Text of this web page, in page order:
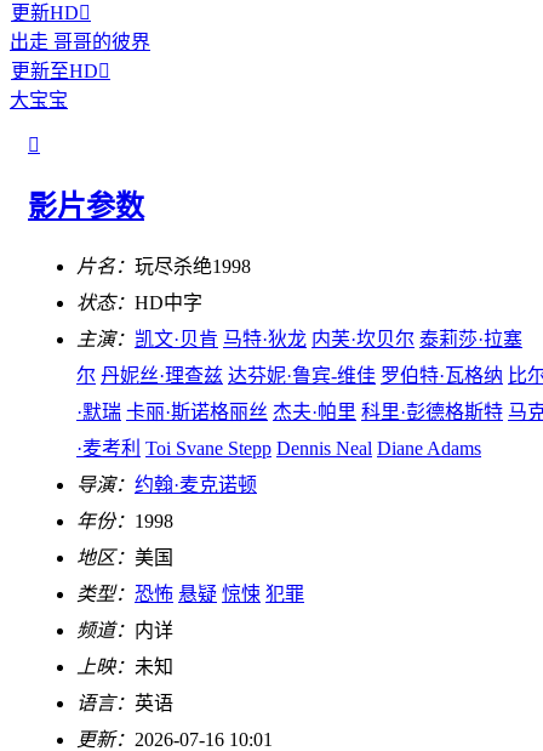
更新HD
出走 哥哥的彼界
更新至HD
大宝宝

影片参数
片名： 玩尽杀绝1998
状态： HD中字
主演： 凯文·贝肯 马特·狄龙 内芙·坎贝尔 泰莉莎·拉塞
尔 丹妮丝·理查兹 达芬妮·鲁宾-维佳 罗伯特·瓦格纳 比
·默瑞 卡丽·斯诺格丽丝 杰夫·帕里 科里·彭德格斯特 马
·麦考利 Toi Svane Stepp Dennis Neal Diane Adams
导演： 约翰·麦克诺顿
年份： 1998
地区： 美国
类型： 恐怖 悬疑 惊悚 犯罪
频道： 内详
上映： 未知
语言： 英语
更新： 2026-07-16 10:01